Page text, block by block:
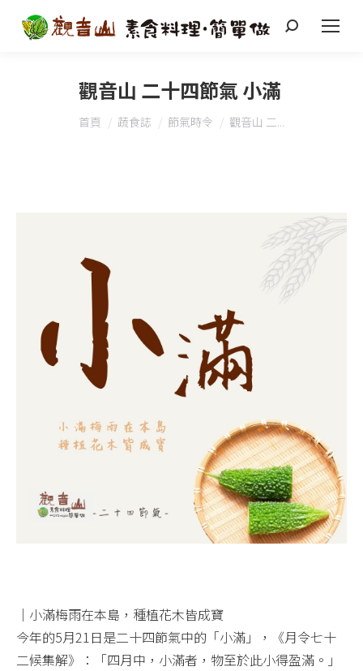
搜
觀音山 二十四節氣 小滿​ ​
您在這裡：
首頁 蔬食誌 節氣時令 觀音山 二...
｜小滿梅雨在本島，種植花木皆成寶 ​
今年的5月21日是二十四節氣中的「小滿」，《月令七十
二候集解》：「四月中，小滿者，物至於此小得盈滿。」